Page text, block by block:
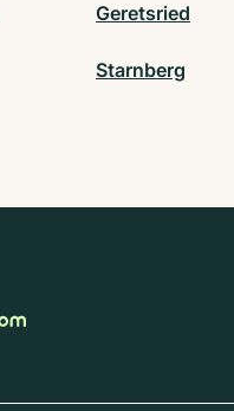
Geretsried
Starnberg